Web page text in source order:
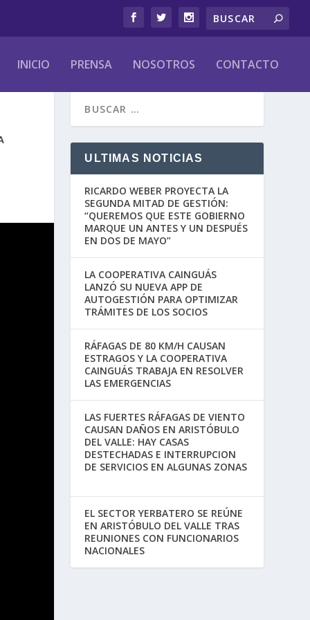
INICIO PRENSA NOSOTROS CONTACTO
ULTIMAS NOTICIAS
RICARDO WEBER PROYECTA LA
SEGUNDA MITAD DE GESTIÓN:
“QUEREMOS QUE ESTE GOBIERNO
MARQUE UN ANTES Y UN DESPUÉS
EN DOS DE MAYO”
LA COOPERATIVA CAINGUÁS
LANZÓ SU NUEVA APP DE
AUTOGESTIÓN PARA OPTIMIZAR
TRÁMITES DE LOS SOCIOS
RÁFAGAS DE 80 KM/H CAUSAN
ESTRAGOS Y LA COOPERATIVA
CAINGUÁS TRABAJA EN RESOLVER
LAS EMERGENCIAS
LAS FUERTES RÁFAGAS DE VIENTO
CAUSAN DAÑOS EN ARISTÓBULO
DEL VALLE: HAY CASAS
DESTECHADAS E INTERRUPCION
DE SERVICIOS EN ALGUNAS ZONAS
EL SECTOR YERBATERO SE REÚNE
EN ARISTÓBULO DEL VALLE TRAS
REUNIONES CON FUNCIONARIOS
NACIONALES